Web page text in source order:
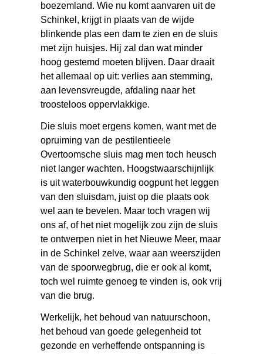
boezemland. Wie nu komt aanvaren uit de
Schinkel, krijgt in plaats van de wijde
blinkende plas een dam te zien en de sluis
met zijn huisjes. Hij zal dan wat minder
hoog gestemd moeten blijven. Daar draait
het allemaal op uit: verlies aan stemming,
aan levensvreugde, afdaling naar het
troosteloos oppervlakkige.
Die sluis moet ergens komen, want met de
opruiming van de pestilentieele
Overtoomsche sluis mag men toch heusch
niet langer wachten. Hoogstwaarschijnlijk
is uit waterbouwkundig oogpunt het leggen
van den sluisdam, juist op die plaats ook
wel aan te bevelen. Maar toch vragen wij
ons af, of het niet mogelijk zou zijn de sluis
te ontwerpen niet in het Nieuwe Meer, maar
in de Schinkel zelve, waar aan weerszijden
van de spoorwegbrug, die er ook al komt,
toch wel ruimte genoeg te vinden is, ook vrij
van die brug.
Werkelijk, het behoud van natuurschoon,
het behoud van goede gelegenheid tot
gezonde en verheffende ontspanning is